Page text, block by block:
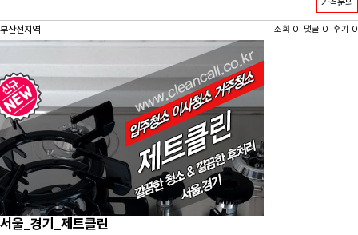
가격문의
부산전지역 조회 0 댓글 0 후기 0
서울_경기_제트클린